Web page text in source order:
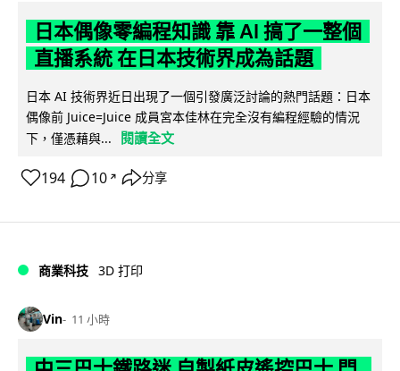
日本偶像零編程知識 靠 AI 搞了一整個
直播系統 在日本技術界成為話題
日本 AI 技術界近日出現了一個引發廣泛討論的熱門話題：日本
偶像前 Juice=Juice 成員宮本佳林在完全沒有編程經驗的情況
下，僅憑藉與...
閱讀全文
194 10 ↗ 分享
商業科技 3D 打印
Vin 11 小時